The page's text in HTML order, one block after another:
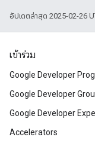
อัปเดตล่าสุด 2025-02-26
เข้าร่วม
Google Developer
Google Developer
Google Developer
Accelerators